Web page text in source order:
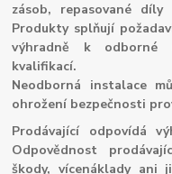
zásob, repasované
Produkty splňují
výhradně k odborné
kvalifikací.
Neodborná instalace
ohrožení bezpečnosti
Prodávající odpovídá
Odpovědnost
škody, vícenáklady ani